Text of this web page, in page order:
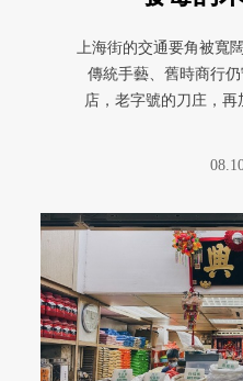
上海街的交通要角被寬
傳統手藝、舊時商行
店，老字號的刀庄，